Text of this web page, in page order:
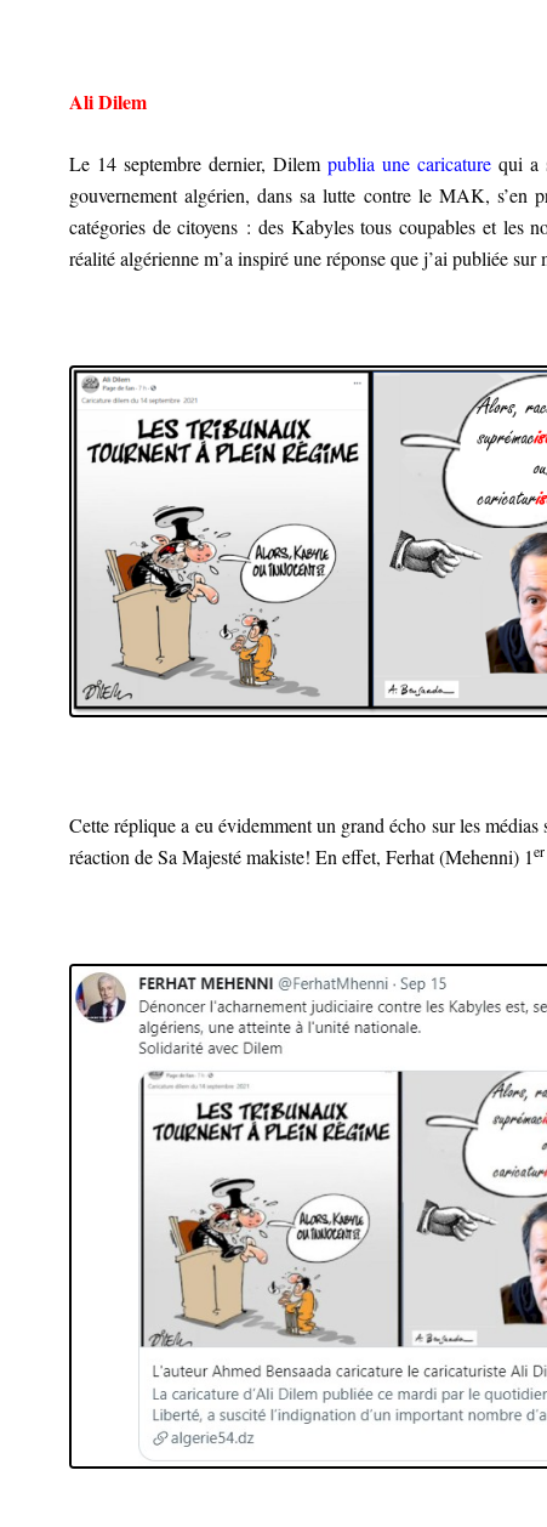
Ali Dilem
Le 14 septembre dernier, Dilempublia une caricature qui a
gouvernement algérien, dans sa lutte contre le MAK,
catégories de citoyens : des Kabyles tous coupables et les
réalité algérienne m’a inspiré une réponse que j’ai publiée sur
Cette réplique a eu évidemment un grand écho sur les
réaction de Sa Majesté makiste! En effet, Ferhat (Mehenni) 1er